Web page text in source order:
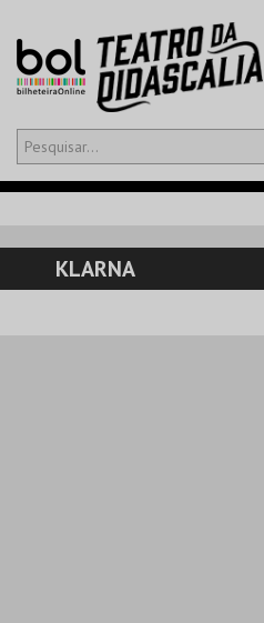
Olá,iniciar sessão
CARRINHO
EVENTOS
KLARNA